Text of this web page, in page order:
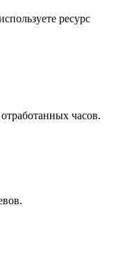
ресурс
часов.